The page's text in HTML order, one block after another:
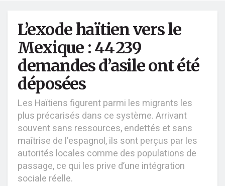
L’exode haïtien vers le
Mexique : 44 239
demandes d’asile ont été
déposées
Les Haïtiens figurent parmi les migrants les
plus précarisés dans ce système. Arrivant
souvent sans ressources, endettés et sans
maîtrise de l’espagnol, ils sont perçus par les
autorités locales comme des populations de
passage, ce qui les prive d’une intégration
sociale réelle.